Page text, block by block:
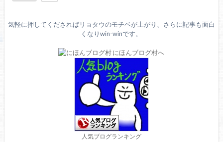
気軽に押してくださればリョタウのモチベが上がり、さらに記事も面白
くなりwin-winです。
人気ブログランキング